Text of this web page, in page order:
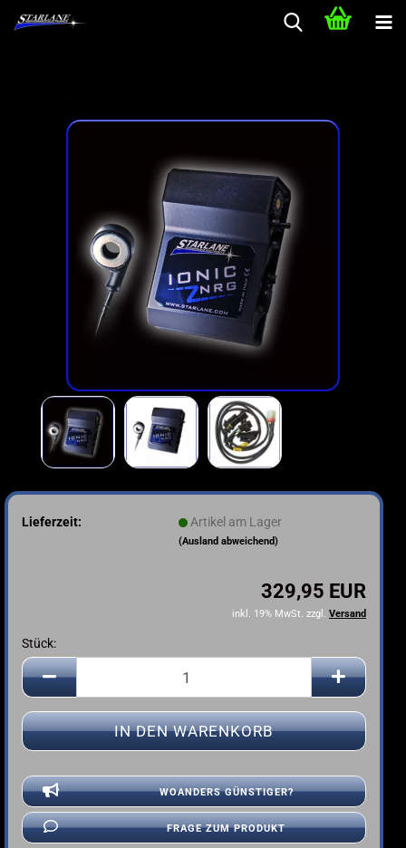
Lieferzeit: Artikel am Lager
(Ausland abweichend)
329,95 EUR
inkl. 19% MwSt. zzgl. Versand
Stück:
Stück
WOANDERS GÜNSTIGER?
FRAGE ZUM PRODUKT